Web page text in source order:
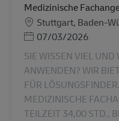
Medizinische
SijaintiStuttgart, Baden-
Posted Date
07/03/2026
SIE WISSEN VIEL
ANWENDEN? WIR
FÜR
MEDIZINISCHE
TEILZEIT 34,00 STD.,